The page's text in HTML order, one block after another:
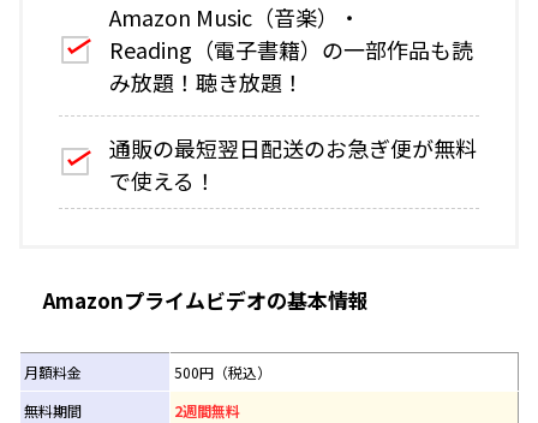
Amazon Music（音楽）・
Reading（電子書籍）の一部作品も読
み放題！聴き放題！
通販の最短翌日配送のお急ぎ便が無料
で使える！
Amazonプライムビデオの基本情報
月額料金
500円（税込）
無料期間
2週間無料